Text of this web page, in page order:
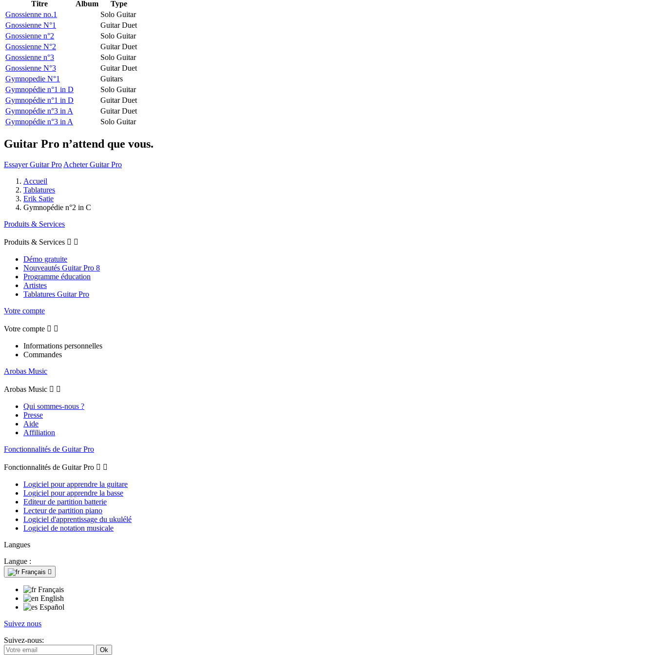
Titre Album
Type
Gnossienne no.1
Solo Guitar
Gnossienne N°1
Guitar Duet
Gnossienne n°2
Solo Guitar
Gnossienne N°2
Guitar Duet
Gnossienne n°3
Solo Guitar
Gnossienne N°3
Guitar Duet
Gymnopedie N°1
Guitars
Gymnopédie n°1 in D
Solo Guitar
Gymnopédie n°1 in D
Guitar Duet
Gymnopédie n°3 in A
Guitar Duet
Gymnopédie n°3 in A
Solo Guitar
Guitar Pro n’attend que vous.
Essayer Guitar Pro Acheter Guitar Pro
Accueil
Tablatures
Erik Satie
Gymnopédie n°2 in C
Produits & Services
Produits & Services  
Démo gratuite
Nouveautés Guitar Pro 8
Programme éducation
Artistes
Tablatures Guitar Pro
Votre compte
Votre compte  
Informations personnelles
Commandes
Arobas Music
Arobas Music  
Qui sommes-nous ?
Presse
Aide
Affiliation
Fonctionnalités de Guitar Pro
Fonctionnalités de Guitar Pro  
Logiciel pour apprendre la guitare
Logiciel pour apprendre la basse
Editeur de partition batterie
Lecteur de partition piano
Logiciel d'apprentissage du ukulélé
Logiciel de notation musicale
Langues
Langue :
Français 
Français
English
Español
Suivez nous
Suivez-nous: